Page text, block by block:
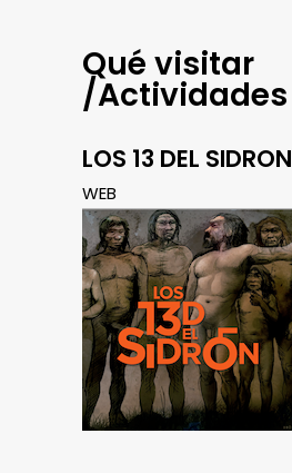
Qué visitar
/Actividades
LOS 13 DEL SIDRON
WEB